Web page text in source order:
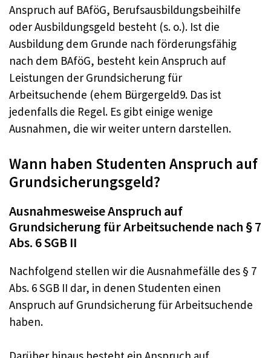
Anspruch auf BAföG, Berufsausbildungsbeihilfe
oder Ausbildungsgeld besteht (s. o.). Ist die
Ausbildung dem Grunde nach förderungsfähig
nach dem BAföG, besteht kein Anspruch auf
Leistungen der Grundsicherung für
Arbeitsuchende (ehem Bürgergeld9. Das ist
jedenfalls die Regel. Es gibt einige wenige
Ausnahmen, die wir weiter untern darstellen.
Wann haben Studenten Anspruch auf
Grundsicherungsgeld?
Ausnahmesweise Anspruch auf
Grundsicherung für Arbeitsuchende nach § 7
Abs. 6 SGB II
Nachfolgend stellen wir die Ausnahmefälle des § 7
Abs. 6 SGB II dar, in denen Studenten einen
Anspruch auf Grundsicherung für Arbeitsuchende
haben.